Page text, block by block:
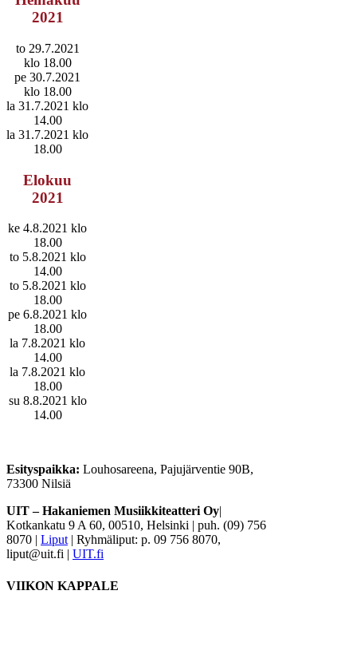
2021
to 29.7.2021
klo 18.00
pe 30.7.2021
klo 18.00
la 31.7.2021 klo
14.00
la 31.7.2021 klo
18.00
Elokuu
2021
ke 4.8.2021 klo
18.00
to 5.8.2021 klo
14.00
to 5.8.2021 klo
18.00
pe 6.8.2021 klo
18.00
la 7.8.2021 klo
14.00
la 7.8.2021 klo
18.00
su 8.8.2021 klo
14.00
Esityspaikka: Louhosareena, Pajujärventie 90B,
73300 Nilsiä
UIT – Hakaniemen Musiikkiteatteri Oy|
Kotkankatu 9 A 60, 00510, Helsinki | puh. (09) 756
8070 | Liput | Ryhmäliput: p. 09 756 8070,
liput@uit.fi | UIT.fi
VIIKON KAPPALE